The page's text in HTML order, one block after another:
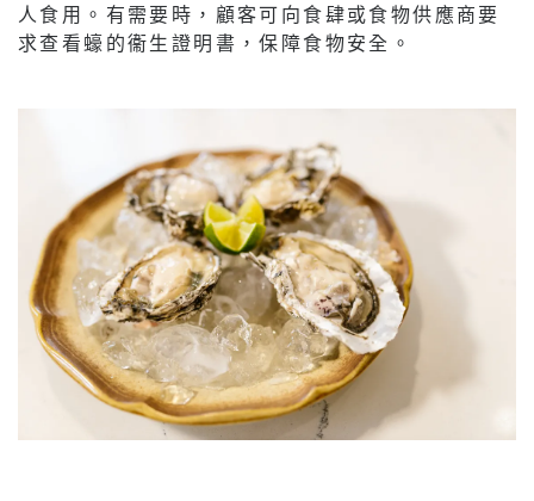
人食用。有需要時，顧客可向食肆或食物供應商要
求查看蠔的衞生證明書，保障食物安全。